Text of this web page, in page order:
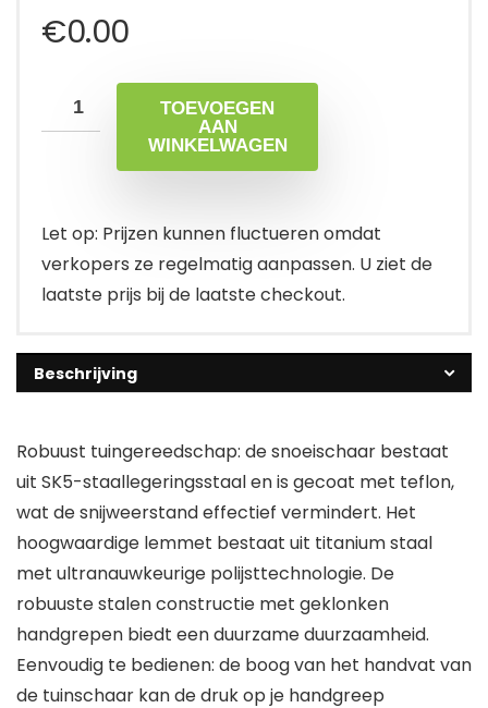
€0.00
TOEVOEGEN
AAN
WINKELWAGEN
Let op: Prijzen kunnen fluctueren omdat
verkopers ze regelmatig aanpassen. U ziet de
laatste prijs bij de laatste checkout.
Beschrijving
Robuust tuingereedschap: de snoeischaar bestaat
uit SK5-staallegeringsstaal en is gecoat met teflon,
wat de snijweerstand effectief vermindert. Het
hoogwaardige lemmet bestaat uit titanium staal
met ultranauwkeurige polijsttechnologie. De
robuuste stalen constructie met geklonken
handgrepen biedt een duurzame duurzaamheid.
Eenvoudig te bedienen: de boog van het handvat van
de tuinschaar kan de druk op je handgreep